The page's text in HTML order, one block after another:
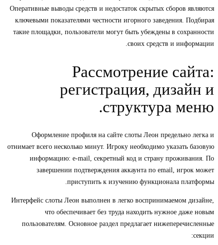
Оперативные выводы средств и недостаток скрытых сборов являются
ключевыми показателями честности игорного заведения. Подбирая
такие площадки, пользователи могут быть убеждены в сохранности
своих средств и информации.
Рассмотрение сайта:
регистрация, дизайн и
структура меню.
Оформление профиля на сайте слоты Леон предельно легка и
отнимает всего несколько минут. Игроку необходимо указать базовую
информацию: e-mail, секретный код и страну проживания. По
завершении подтверждения аккаунта по email, игрок может
приступить к изучению функционала платформы.
Интерфейс слоты Леон выполнен в легко воспринимаемом дизайне,
что обеспечивает без труда находить нужное даже новым
пользователям. Основное раздел предлагает нижеперечисленные
секции: